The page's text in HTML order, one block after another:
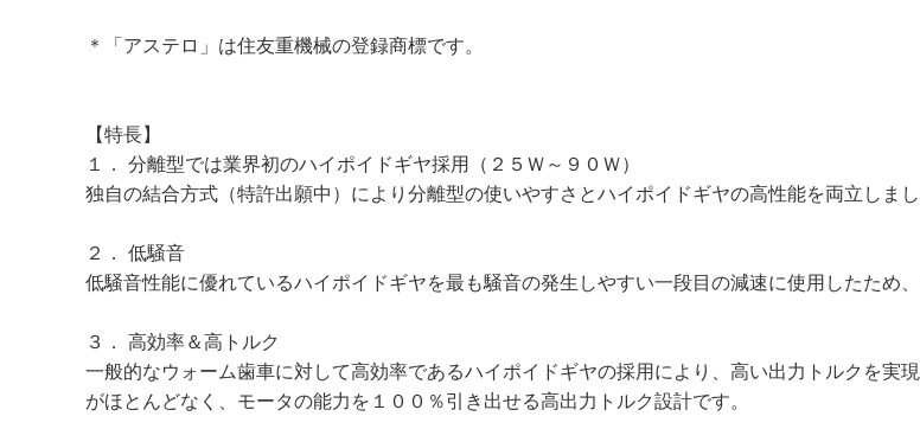
＊「アステロ」は住友重機械の登録商標です。
【特長】
１． 分離型では業界初のハイポイドギヤ採用（２５Ｗ～９０Ｗ）
独自の結合方式（特許出願中）により分離型の使いやすさとハイポイドギヤの高性能を両立しまし
２． 低騒音
低騒音性能に優れているハイポイドギヤを最も騒音の発生しやすい一段目の減速に使用したため
３． 高効率＆高トルク
一般的なウォーム歯車に対して高効率であるハイポイドギヤの採用により、高い出力トルクを実
がほとんどなく、モータの能力を１００％引き出せる高出力トルク設計です。